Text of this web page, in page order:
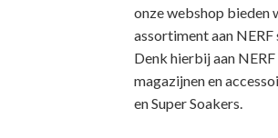
onze webshop bieden
assortimentaan NERF
Denk hierbij aan
magazijnen en
en Super Soakers.